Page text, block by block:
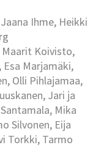
Ihme, Heikki
Koivisto,
Marjamäki,
Olli Pihlajamaa,
Jari ja
Mika
Silvonen, Eija
Torkki, Tarmo